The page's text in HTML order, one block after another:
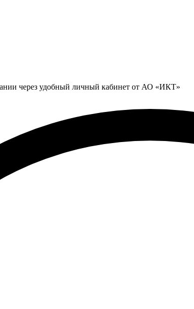
через удобный личный кабинет от АО «ИКТ»